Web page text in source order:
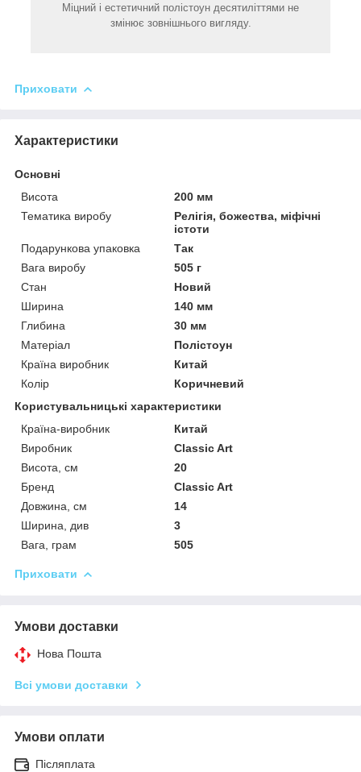
Міцний і естетичний полістоун десятиліттями не
змінює зовнішнього вигляду.
Приховати
Характеристики
Основні
Висота
200 мм
Тематика виробу
Релігія, божества, міфічні
істоти
Подарункова упаковка
Так
Вага виробу
505 г
Стан
Новий
Ширина
140 мм
Глибина
30 мм
Матеріал
Полістоун
Країна виробник
Китай
Колір
Коричневий
Користувальницькі характеристики
Країна-виробник
Китай
Виробник
Classic Art
Висота, см
20
Бренд
Classic Art
Довжина, см
14
Ширина, див
3
Вага, грам
505
Приховати
Умови доставки
Нова Пошта
Всі умови доставки
Умови оплати
Післяплата